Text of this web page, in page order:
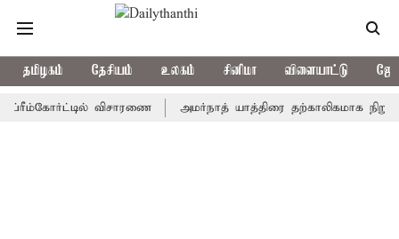
தமிழகம் தேசியம் உலகம் சினிமா விளையாட்டு
விசாரணை அமர்நாத் யாத்திரை தற்காலிகமாக நிறுத்தம்